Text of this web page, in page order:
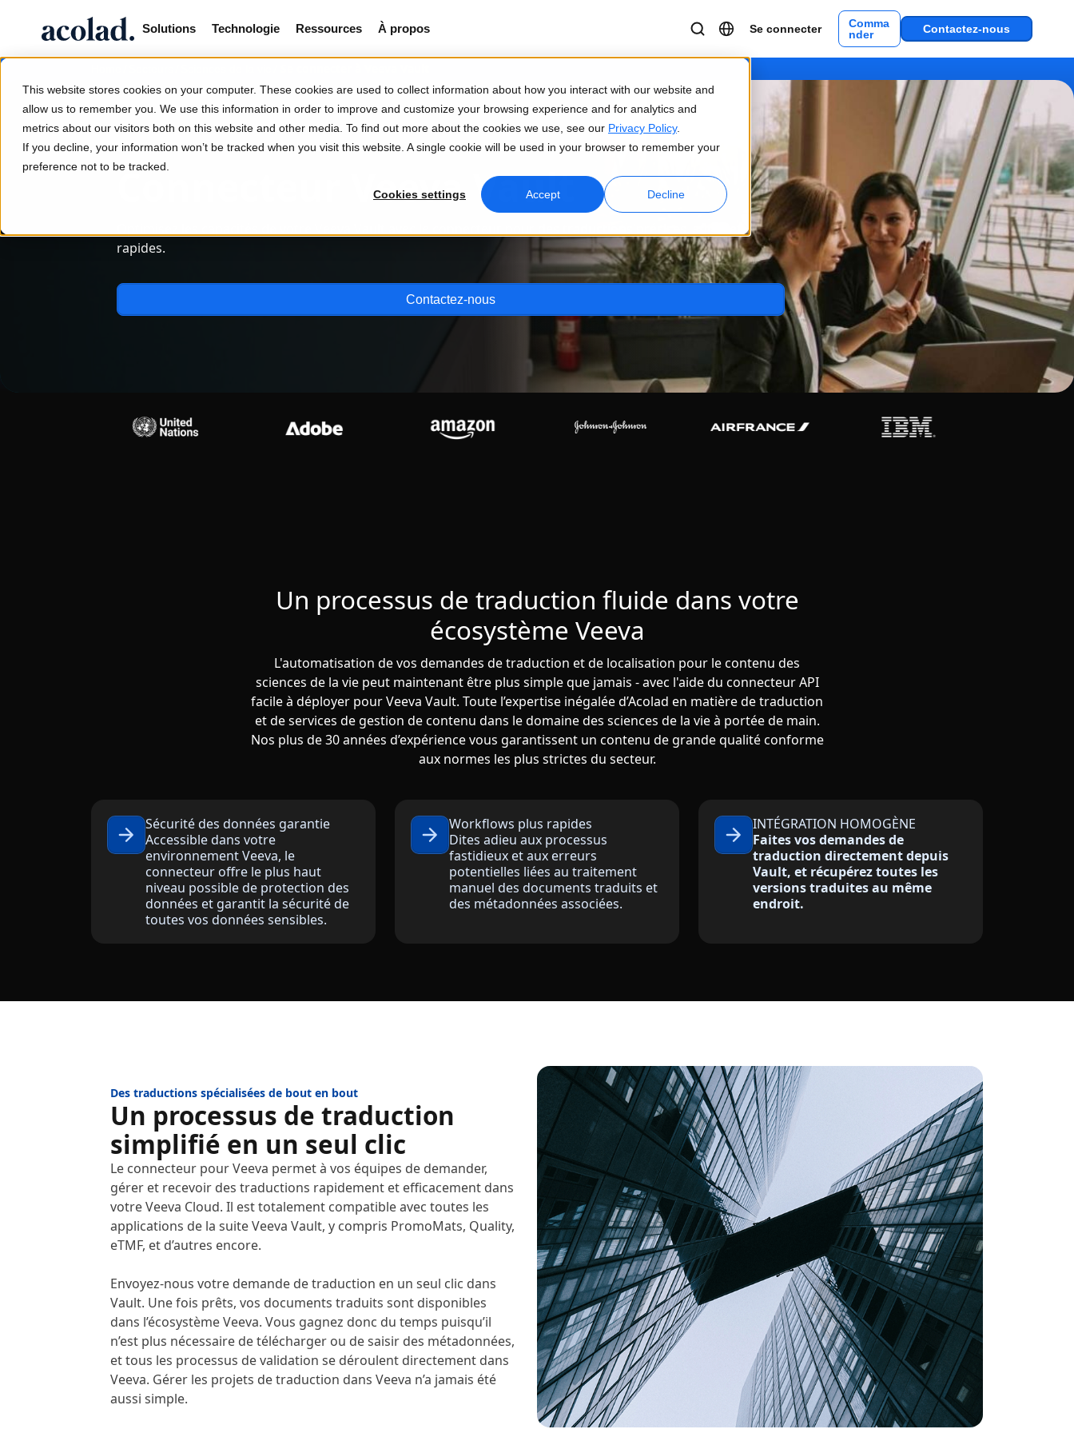
This website stores cookies on your computer. These cookies are used to collect information about how you interact with our website and
allow us to remember you. We use this information in order to improve and customize your browsing experience and for analytics and
metrics about our visitors both on this website and other media. To find out more about the cookies we use, see our Privacy Policy.
If you decline, your information won’t be tracked when you visit this website. A single cookie will be used in your browser to remember your
preference not to be tracked.
Cookies settings Accept Decline
Solutions Technologie Ressources À propos Se connecter
Comma
nder
Contactez-nous
Connecteur Veeva Vault
rapides.
Contactez-nous
Un processus de traduction fluide dans votre
écosystème Veeva
L'automatisation de vos demandes de traduction et de localisation pour le contenu des
sciences de la vie peut maintenant être plus simple que jamais - avec l'aide du connecteur API
facile à déployer pour Veeva Vault. Toute l’expertise inégalée d’Acolad en matière de traduction
et de services de gestion de contenu dans le domaine des sciences de la vie à portée de main.
Nos plus de 30 années d’expérience vous garantissent un contenu de grande qualité conforme
aux normes les plus strictes du secteur.
Sécurité des données garantie
Accessible dans votre
environnement Veeva, le
connecteur offre le plus haut
niveau possible de protection des
données et garantit la sécurité de
toutes vos données sensibles.
Workflows plus rapides
Dites adieu aux processus
fastidieux et aux erreurs
potentielles liées au traitement
manuel des documents traduits et
des métadonnées associées.
INTÉGRATION HOMOGÈNE
Faites vos demandes de
traduction directement depuis
Vault, et récupérez toutes les
versions traduites au même
endroit.
Des traductions spécialisées de bout en bout
Un processus de traduction
simplifié en un seul clic
Le connecteur pour Veeva permet à vos équipes de demander,
gérer et recevoir des traductions rapidement et efficacement dans
votre Veeva Cloud. Il est totalement compatible avec toutes les
applications de la suite Veeva Vault, y compris PromoMats, Quality,
eTMF, et d’autres encore.
Envoyez-nous votre demande de traduction en un seul clic dans
Vault. Une fois prêts, vos documents traduits sont disponibles
dans l’écosystème Veeva. Vous gagnez donc du temps puisqu’il
n’est plus nécessaire de télécharger ou de saisir des métadonnées,
et tous les processus de validation se déroulent directement dans
Veeva. Gérer les projets de traduction dans Veeva n’a jamais été
aussi simple.